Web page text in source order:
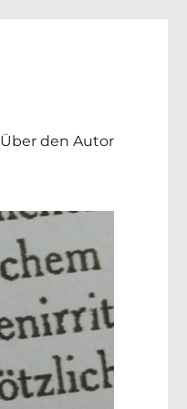
Über den Autor